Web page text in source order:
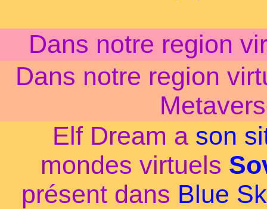
Dans notre region
Dans notre region
Elf Dream a son
mondes virtuels
présent dans Blue